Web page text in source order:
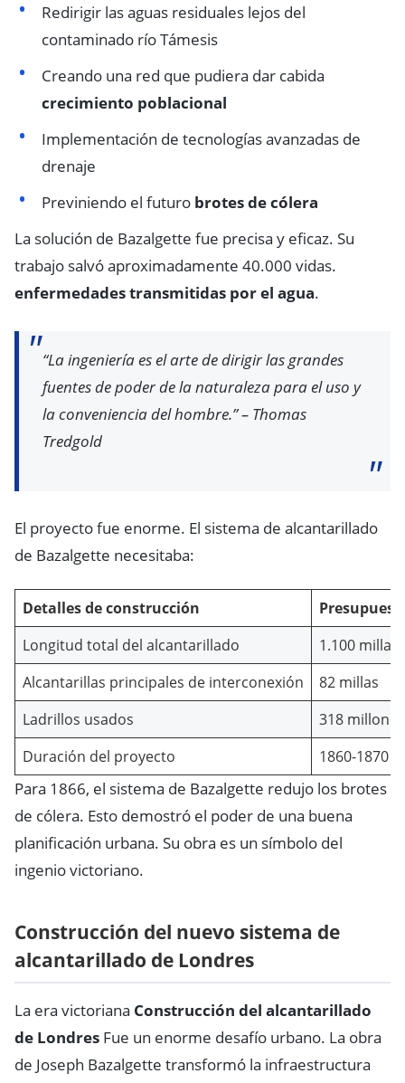
Redirigir las aguas residuales lejos del
contaminado río Támesis
Creando una red que pudiera dar cabida
crecimiento poblacional
Implementación de tecnologías avanzadas de
drenaje
Previniendo el futuro brotes de cólera
La solución de Bazalgette fue precisa y eficaz. Su
trabajo salvó aproximadamente 40.000 vidas.
enfermedades transmitidas por el agua.
“La ingeniería es el arte de dirigir las grandes
fuentes de poder de la naturaleza para el uso y
la conveniencia del hombre.” – Thomas
Tredgold
El proyecto fue enorme. El sistema de alcantarillado
de Bazalgette necesitaba:
Detalles de construcción
Longitud total del alcantarillado
1.100 millas
Alcantarillas principales de interconexión
82 millas
Ladrillos usados
318 millones
Duración del proyecto
1860-1870
Para 1866, el sistema de Bazalgette redujo los brotes
de cólera. Esto demostró el poder de una buena
planificación urbana. Su obra es un símbolo del
ingenio victoriano.
Construcción del nuevo sistema de
alcantarillado de Londres
La era victoriana Construcción del alcantarillado
de Londres Fue un enorme desafío urbano. La obra
de Joseph Bazalgette transformó la infraestructura